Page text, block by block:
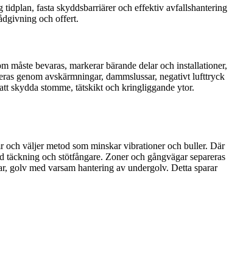
fasta skyddsbarriärer och effektiv avfallshantering
och offert.
bevaras, markerar bärande delar och installationer,
genom avskärmningar, dammslussar, negativt lufttryck
skydda stomme, tätskikt och kringliggande ytor.
och väljer metod som minskar vibrationer och buller. Där
och stötfångare. Zoner och gångvägar separeras
golv med varsam hantering av undergolv. Detta sparar